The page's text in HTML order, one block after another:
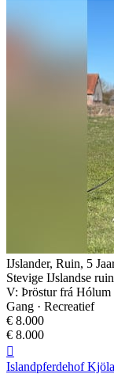
IJslander, Ruin, 5
Stevige IJslandse
V: Þröstur frá Hólum
Gang · Recreatief
€ 8.000
€ 8.000

Islandpferdehof